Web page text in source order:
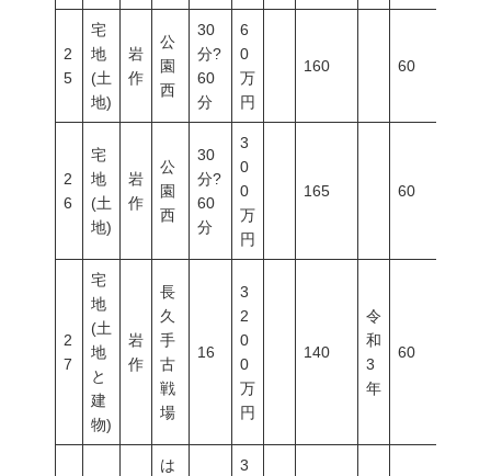
2
5
宅
地
(土
地)
岩
作
公
園
西
30
分?
60
分
6
0
万
円
160 60
2
6
宅
地
(土
地)
岩
作
公
園
西
30
分?
60
分
3
0
0
万
円
165 60
2
7
宅
地
(土
地
と
建
物)
岩
作
長
久
手
古
戦
場
16
3
2
0
0
万
円
140
令
和
3
年
60
は
3